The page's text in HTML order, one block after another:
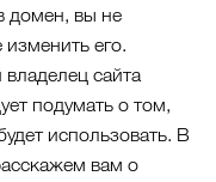
домен, вы не
его.
сайта
подумать о том,
использовать. В
вам о